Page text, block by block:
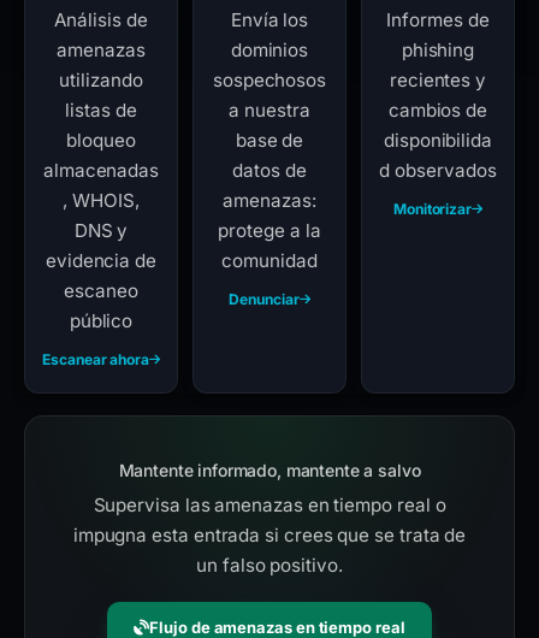
Análisis de
amenazas
utilizando
listas de
bloqueo
almacenadas
, WHOIS,
DNS y
evidencia de
escaneo
público
Escanear ahora
Envía los
dominios
sospechosos
a nuestra
base de
datos de
amenazas:
protege a la
comunidad
Denunciar
Informes de
phishing
recientes y
cambios de
disponibilida
d observados
Monitorizar
Mantente informado, mantente a salvo
Supervisa las amenazas en tiempo real o
impugna esta entrada si crees que se trata de
un falso positivo.
Flujo de amenazas en tiempo real